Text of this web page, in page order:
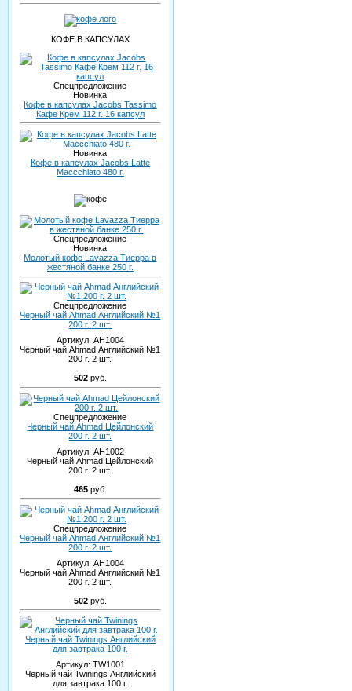
КОФЕ В КАПСУЛАХ
Спецпредложение
Новинка
Кофе в капсулах Jacobs Tassimo
Кафе Крем 112 г. 16 капсул
Новинка
Кофе в капсулах Jacobs Latte
Maccchiato 480 г.
Спецпредложение
Новинка
Молотый кофе Lavazza Тиерра в
жестяной банке 250 г.
Спецпредложение
Черный чай Ahmad Английский №1
200 г. 2 шт.
Артикул: AH1004
Черный чай Ahmad Английский №1
200 г. 2 шт.
502 руб.
Спецпредложение
Черный чай Ahmad Цейлонский
200 г. 2 шт.
Артикул: AH1002
Черный чай Ahmad Цейлонский
200 г. 2 шт.
465 руб.
Спецпредложение
Черный чай Ahmad Английский №1
200 г. 2 шт.
Артикул: AH1004
Черный чай Ahmad Английский №1
200 г. 2 шт.
502 руб.
Черный чай Twinings Английский
для завтрака 100 г.
Артикул: TW1001
Черный чай Twinings Английский
для завтрака 100 г.